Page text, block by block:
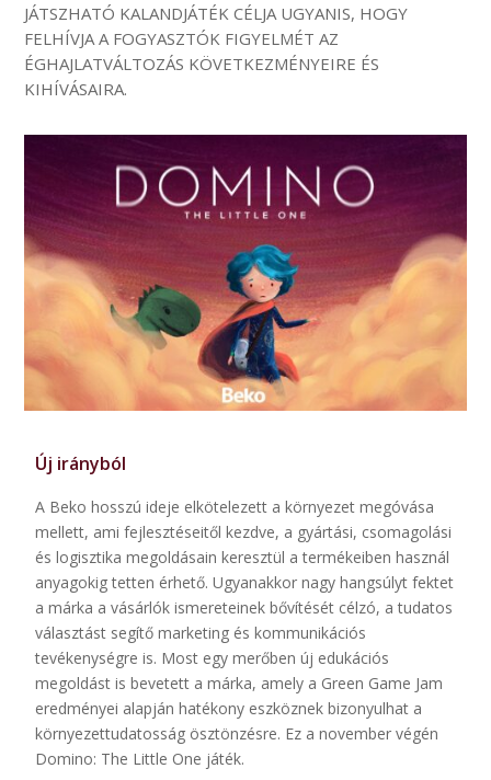
JÁTSZHATÓ KALANDJÁTÉK CÉLJA UGYANIS, HOGY
FELHÍVJA A FOGYASZTÓK FIGYELMÉT AZ
ÉGHAJLATVÁLTOZÁS KÖVETKEZMÉNYEIRE ÉS
KIHÍVÁSAIRA.
Új irányból
A Beko hosszú ideje elkötelezett a környezet megóvása
mellett, ami fejlesztéseitől kezdve, a gyártási, csomagolási
és logisztika megoldásain keresztül a termékeiben használ
anyagokig tetten érhető. Ugyanakkor nagy hangsúlyt fektet
a márka a vásárlók ismereteinek bővítését célzó, a tudatos
választást segítő marketing és kommunikációs
tevékenységre is. Most egy merőben új edukációs
megoldást is bevetett a márka, amely a Green Game Jam
eredményei alapján hatékony eszköznek bizonyulhat a
környezettudatosság ösztönzésre. Ez a november végén
Domino: The Little One játék.